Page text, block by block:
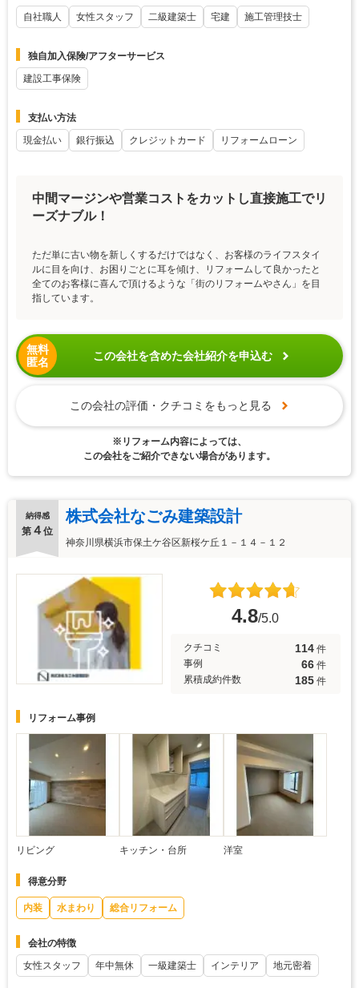
自社職人
女性スタッフ 二級建築士 宅建 施工管理技士
独自加入保険/アフターサービス
建設工事保険
支払い方法
現金払い
銀行振込 クレジットカード リフォームローン
中間マージンや営業コストをカットし直接施工でリ
ーズナブル！
ただ単に古い物を新しくするだけではなく、お客様のライフスタイ
ルに目を向け、お困りごとに耳を傾け、リフォームして良かったと
全てのお客様に喜んで頂けるような「街のリフォームやさん」を目
指しています。
無料
匿名
この会社を含めた会社紹介を申込む
この会社の評価・クチコミをもっと見る
※リフォーム内容によっては、
この会社をご紹介できない場合があります。
納得感
第 ４ 位
株式会社なごみ建築設計
神奈川県横浜市保土ケ谷区新桜ケ丘１－１４－１２
4.8/5.0
クチコミ 114 件
事例
66 件
累積成約件数
185 件
リフォーム事例
リビング キッチン・台所 洋室
得意分野
内装 水まわり 総合リフォーム
会社の特徴
女性スタッフ
年中無休 一級建築士 インテリア 地元密着